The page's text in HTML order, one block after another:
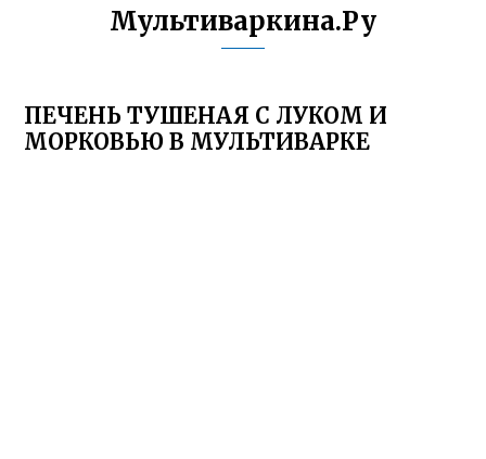
Мультиваркина.Ру
ПЕЧЕНЬ ТУШЕНАЯ С ЛУКОМ И
МОРКОВЬЮ В МУЛЬТИВАРКЕ